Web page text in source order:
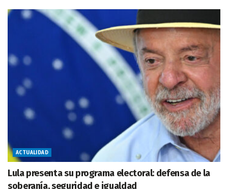
ACTUALIDAD
Lula presenta su programa electoral: defensa de la
soberanía, seguridad e igualdad